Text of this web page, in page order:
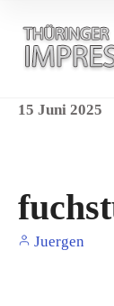
15 Juni 2025
Juergen